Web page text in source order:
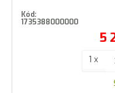
Kód:
1735388000000
5